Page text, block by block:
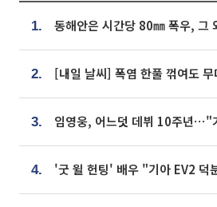
1.
2.
3.
4.